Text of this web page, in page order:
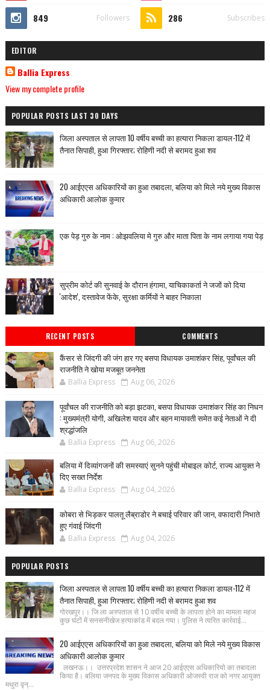
849 Followers 286 Subscribes
EDITOR
Ballia Express
View my complete profile
POPULAR POSTS LAST 30 DAYS
जिला अस्पताल से लापता 10 वर्षीय बच्ची का हत्यारा निकला डायल-112 में
तैनात सिपाही, हुआ गिरफ्तार; रोहिणी नदी से बरामद हुआ शव
20 आईएएस अधिकारियों का हुआ तबादला, बलिया को मिले नये मुख्य विकास
अधिकारी आलोक कुमार
एक पेड़ गुरु के नाम : ओझवलिया मे गुरु और माता पिता के नाम लगाया गया पेड़
सुप्रीम कोर्ट की सुनवाई के दौरान हंगामा, याचिकाकर्ता ने जजों को दिया
'आदेश', दस्तावेज फेंके, सुरक्षा कर्मियों ने बाहर निकाला
RECENT POSTS COMMENTS
कैंसर से जिंदगी की जंग हार गए बसपा विधायक उमाशंकर सिंह, पूर्वांचल की
राजनीति ने खोया मजबूत जननेता
Ballia Express Aug 06, 2026
पूर्वांचल की राजनीति को बड़ा झटका, बसपा विधायक उमाशंकर सिंह का निधन
: मुख्यमंत्री योगी, अखिलेश यादव और बहन मायावती समेत कई नेताओं ने दी
श्रद्धांजलि
Ballia Express Aug 06, 2026
बलिया में दिव्यांगजनों की समस्याएं सुनने पहुंची मोबाइल कोर्ट, राज्य आयुक्त ने
दिए सख्त निर्देश
Ballia Express Aug 04, 2026
कोबरा से भिड़कर पालतू लैब्राडोर ने बचाई परिवार की जान, वफादारी निभाते
हुए गंवाई जिंदगी
Ballia Express Aug 04, 2026
POPULAR POSTS
जिला अस्पताल से लापता 10 वर्षीय बच्ची का हत्यारा निकला डायल-112 में
तैनात सिपाही, हुआ गिरफ्तार; रोहिणी नदी से बरामद हुआ शव
गोरखपुर।। जि ला अस्पताल से 10 वर्षीय बच्ची के लापता होने का मामला महज
कुछ घंटों में सनसनीखेज हत्याकांड में बदल गया। पुलिस ने त्वरित कार्रवाई...
20 आईएएस अधिकारियों का हुआ तबादला, बलिया को मिले नये मुख्य विकास
अधिकारी आलोक कुमार
लखनऊ।। उत्तरप्रदेश शासन ने आज 20 आईएएस अधिकारियो का तबादला
किया है। बलिया जनपद के मुख्य विकास अधिकारी ओजस्वी राज को नगर आयुक्त
मथुरा वृन्...